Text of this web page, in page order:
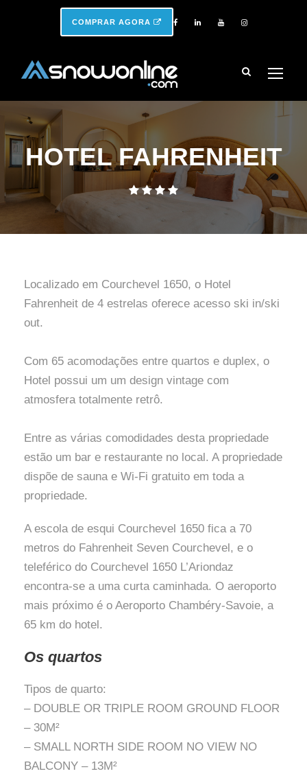
COMPRAR AGORA
HOTEL FAHRENHEIT
Localizado em Courchevel 1650, o Hotel
Fahrenheit de 4 estrelas oferece acesso ski in/ski
out.
Com 65 acomodações entre quartos e duplex, o
Hotel possui um um design vintage com
atmosfera totalmente retrô.
Entre as várias comodidades desta propriedade
estão um bar e restaurante no local. A propriedade
dispõe de sauna e Wi-Fi gratuito em toda a
propriedade.
A escola de esqui Courchevel 1650 fica a 70
metros do Fahrenheit Seven Courchevel, e o
teleférico do Courchevel 1650 L’Ariondaz
encontra-se a uma curta caminhada. O aeroporto
mais próximo é o Aeroporto Chambéry-Savoie, a
65 km do hotel.
Os quartos
Tipos de quarto:
– DOUBLE OR TRIPLE ROOM GROUND FLOOR
– 30M²
– SMALL NORTH SIDE ROOM NO VIEW NO
BALCONY – 13M²